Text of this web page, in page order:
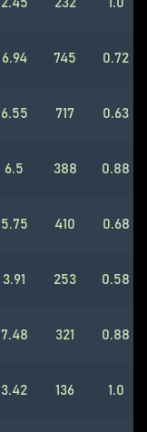
6.94 745 0.72
6.55 717 0.63
6.5 388 0.88
5.75 410 0.68
3.91 253 0.58
7.48 321 0.88
3.42 136 1.0